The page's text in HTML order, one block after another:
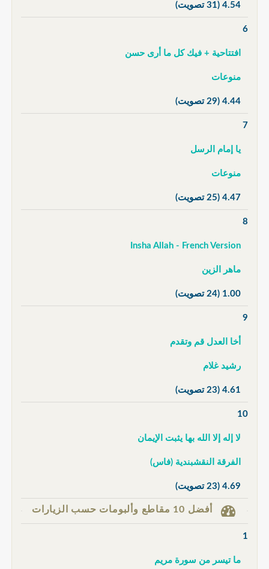
4.54 (31 تصويت)
6
افتتاحية + فيك كل ما أرى حسن
منوعات
4.44 (29 تصويت)
7
يا إمام الرسل
منوعات
4.47 (25 تصويت)
8
Insha Allah - French Version
ماهر الزين
1.00 (24 تصويت)
9
أخا العدل قم وتقدم
رشيد غلام
4.61 (23 تصويت)
10
لا إله إلا الله بها يثبت الإيمان
الفرقة النقشبندية (فاس)
4.69 (23 تصويت)
أفضل 10 مقاطع وألبومات حسب الزيارات
1
ما تيسر من سورة مريم